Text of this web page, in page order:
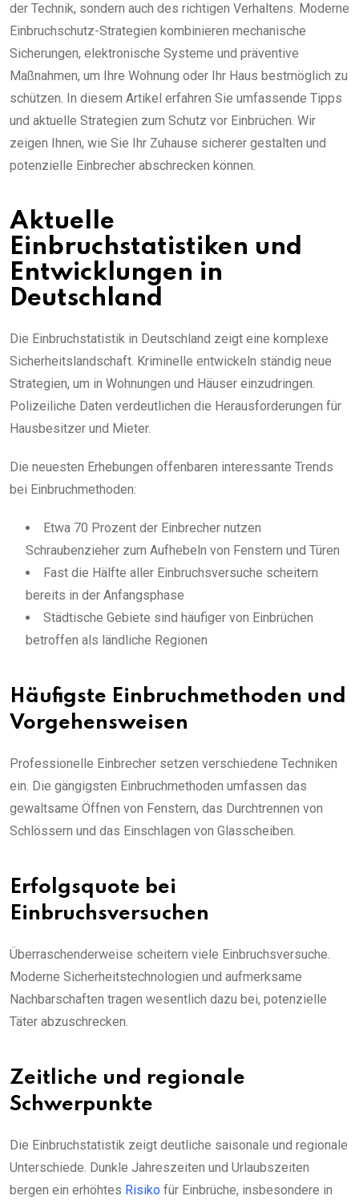
der Technik, sondern auch des richtigen Verhaltens. Moderne
Einbruchschutz-Strategien kombinieren mechanische
Sicherungen, elektronische Systeme und präventive
Maßnahmen, um Ihre Wohnung oder Ihr Haus bestmöglich zu
schützen. In diesem Artikel erfahren Sie umfassende Tipps
und aktuelle Strategien zum Schutz vor Einbrüchen. Wir
zeigen Ihnen, wie Sie Ihr Zuhause sicherer gestalten und
potenzielle Einbrecher abschrecken können.
Aktuelle
Einbruchstatistiken und
Entwicklungen in
Deutschland
Die Einbruchstatistik in Deutschland zeigt eine komplexe
Sicherheitslandschaft. Kriminelle entwickeln ständig neue
Strategien, um in Wohnungen und Häuser einzudringen.
Polizeiliche Daten verdeutlichen die Herausforderungen für
Hausbesitzer und Mieter.
Die neuesten Erhebungen offenbaren interessante Trends
bei Einbruchmethoden:
Etwa 70 Prozent der Einbrecher nutzen
Schraubenzieher zum Aufhebeln von Fenstern und Türen
Fast die Hälfte aller Einbruchsversuche scheitern
bereits in der Anfangsphase
Städtische Gebiete sind häufiger von Einbrüchen
betroffen als ländliche Regionen
Häufigste Einbruchmethoden und
Vorgehensweisen
Professionelle Einbrecher setzen verschiedene Techniken
ein. Die gängigsten Einbruchmethoden umfassen das
gewaltsame Öffnen von Fenstern, das Durchtrennen von
Schlössern und das Einschlagen von Glasscheiben.
Erfolgsquote bei
Einbruchsversuchen
Überraschenderweise scheitern viele Einbruchsversuche.
Moderne Sicherheitstechnologien und aufmerksame
Nachbarschaften tragen wesentlich dazu bei, potenzielle
Täter abzuschrecken.
Zeitliche und regionale
Schwerpunkte
Die Einbruchstatistik zeigt deutliche saisonale und regionale
Unterschiede. Dunkle Jahreszeiten und Urlaubszeiten
bergen ein erhöhtes Risiko für Einbrüche, insbesondere in